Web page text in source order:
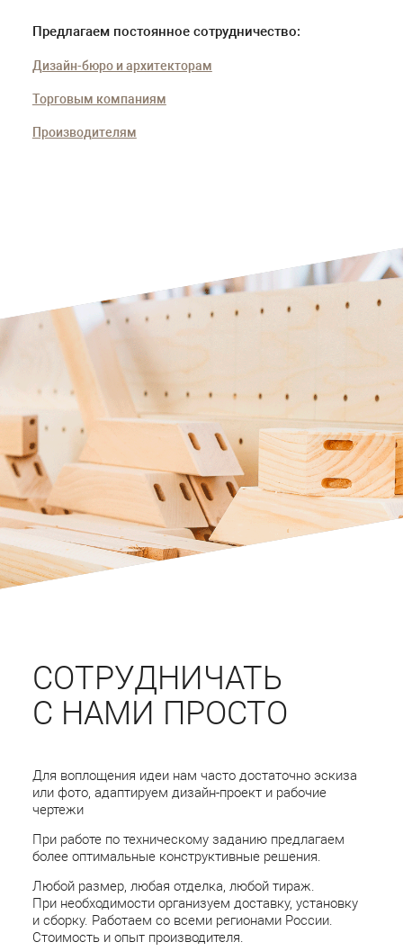
Предлагаем постоянное сотрудничество:
Дизайн-бюро и архитекторам
Торговым компаниям
Производителям
СОТРУДНИЧАТЬ
С НАМИ ПРОСТО
Для воплощения идеи нам часто достаточно эскиза
или фото, адаптируем дизайн-проект и рабочие
чертежи
При работе по техническому заданию предлагаем
более оптимальные конструктивные решения.
Любой размер, любая отделка, любой тираж.
При необходимости организуем доставку, установку
и сборку. Работаем со всеми регионами России.
Стоимость и опыт производителя.